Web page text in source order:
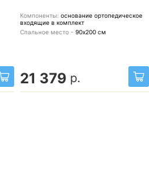
Компоненты: основание ортопедическое
входящие в комплект
Спальное место - 90х200 см
21 379 р.